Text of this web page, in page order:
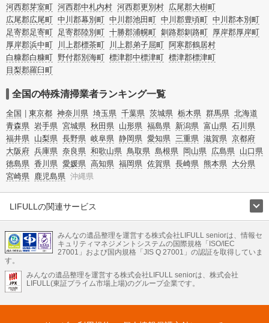
河西郡芽室町 河西郡中札内村 河西郡更別村 広尾郡大樹町
広尾郡広尾町 中川郡幕別町 中川郡池田町 中川郡豊頃町 中川郡本別町
足寄郡足寄町 足寄郡陸別町 十勝郡浦幌町 釧路郡釧路町 厚岸郡厚岸町
厚岸郡浜中町
川上郡標茶町 川上郡弟子屈町 阿寒郡鶴居村
白糠郡白糠町 野付郡別海町 標津郡中標津町 標津郡標津町
目梨郡羅臼町
全国の特殊清掃業者ランキング一覧
全国 東京都 神奈川県 埼玉県 千葉県 茨城県 栃木県 群馬県 北海道
青森県 岩手県 宮城県 秋田県 山形県 福島県 新潟県 富山県 石川県
福井県 山梨県 長野県 岐阜県 静岡県 愛知県 三重県 滋賀県 京都府
大阪府 兵庫県 奈良県 和歌山県 鳥取県 島根県 岡山県 広島県 山口県
徳島県 香川県 愛媛県 高知県 福岡県 佐賀県 長崎県 熊本県 大分県
宮崎県 鹿児島県 沖縄県
LIFULLの関連サービス
不動産・住宅
引越し 老人ホーム 地方創生 ママの就労支援
不動産クラウドファンディング 遺品整理 老後の暮らし情報
LIFULL HOME'Sのサービス
不動産・住宅
不動産査定 マンション専門売却査定 不動産投資 アドバイザー
不動産アーカイブ
空き家バンク 家賃相場 不動産会社 まちむすび
みんなの遺品整理を運営する株式会社LIFULL seniorは、情報セ
キュリティマネジメントシステムの国際規格「ISO/IEC
27001」および国内規格「JIS Q 27001」の認証を取得していま
す。
みんなの遺品整理を運営する株式会社LIFULL seniorは、株式会社
LIFULL(東証プライム市場上場)のグループ企業です。